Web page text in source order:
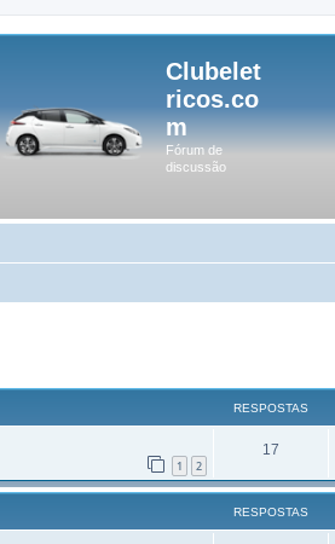
Clubelet
ricos.co
m
Fórum de
discussão
RESPOSTAS
1 2
17
RESPOSTAS